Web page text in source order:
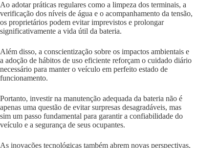
Ao adotar práticas regulares como a limpeza dos terminais, a
verificação dos níveis de água e o acompanhamento da tensão,
os proprietários podem evitar imprevistos e prolongar
significativamente a vida útil da bateria.
Além disso, a conscientização sobre os impactos ambientais e
a adoção de hábitos de uso eficiente reforçam o cuidado diário
necessário para manter o veículo em perfeito estado de
funcionamento.
Portanto, investir na manutenção adequada da bateria não é
apenas uma questão de evitar surpresas desagradáveis, mas
sim um passo fundamental para garantir a confiabilidade do
veículo e a segurança de seus ocupantes.
As inovações tecnológicas também abrem novas perspectivas,